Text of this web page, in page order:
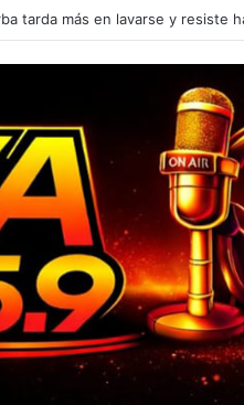
ROPA EN LA SILLA,